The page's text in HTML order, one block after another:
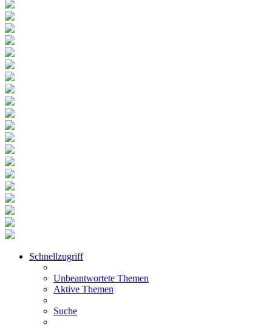
Schnellzugriff
Unbeantwortete Themen
Aktive Themen
Suche